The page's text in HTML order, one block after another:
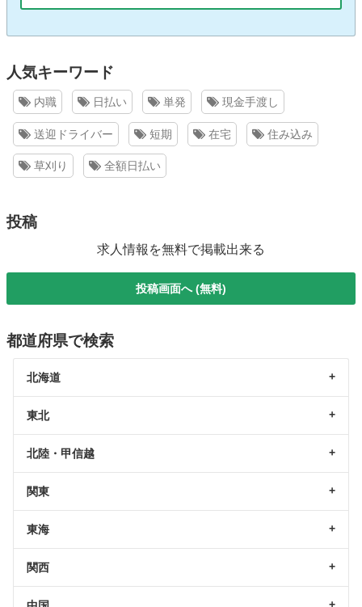
人気キーワード
内職 日払い 単発 現金手渡し
送迎ドライバー 短期 在宅 住み込み
草刈り 全額日払い
投稿
求人情報を無料で掲載出来る
投稿画面へ (無料)
都道府県で検索
北海道
東北
北陸・甲信越
関東
東海
関西